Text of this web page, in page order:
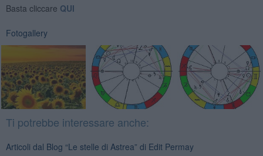
Basta cliccare QUI
Fotogallery
Ti potrebbe interessare anche:
Articoli dal Blog “Le stelle di Astrea” di Edit Permay